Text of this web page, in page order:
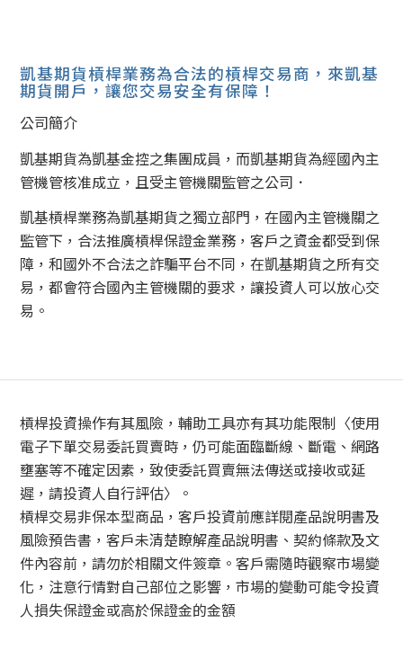
凱基期貨槓桿業務為合法的槓桿交易商，來凱基
期貨開戶，讓您交易安全有保障！
公司簡介
凱基期貨為凱基金控之集團成員，而凱基期貨為經國內主
管機管核准成立，且受主管機關監管之公司．
凱基槓桿業務為凱基期貨之獨立部門，在國內主管機關之
監管下，合法推廣槓桿保證金業務，客戶之資金都受到保
障，和國外不合法之詐騙平台不同，在凱基期貨之所有交
易，都會符合國內主管機關的要求，讓投資人可以放心交
易。
槓桿投資操作有其風險，輔助工具亦有其功能限制〈使用
電子下單交易委託買賣時，仍可能面臨斷線、斷電、網路
壅塞等不確定因素，致使委託買賣無法傳送或接收或延
遲，請投資人自行評估〉。
槓桿交易非保本型商品，客戶投資前應詳閱產品說明書及
風險預告書，客戶未清楚瞭解產品說明書、契約條款及文
件內容前，請勿於相關文件簽章。客戶需隨時觀察市場變
化，注意行情對自己部位之影響，市場的變動可能令投資
人損失保證金或高於保證金的金額